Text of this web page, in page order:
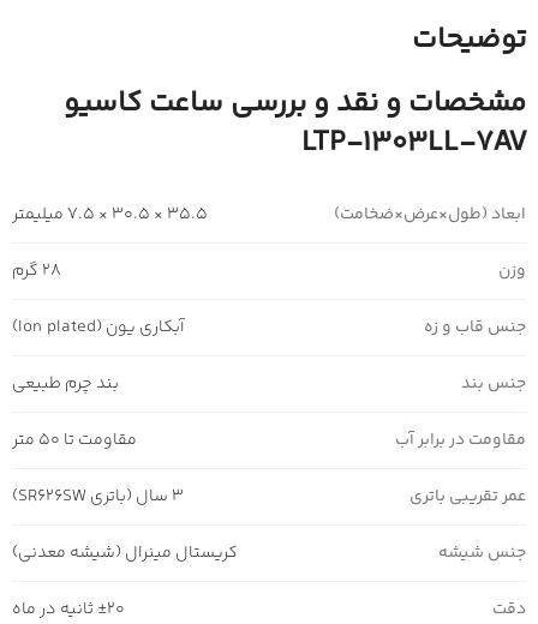
توضیحات
مشخصات و نقد و بررسی ساعت کاسیو
LTP-1303LL-7AV
ابعاد (طول×عرض×ضخامت) 35.5 × 30.5 × 7.5 میلیمتر
وزن 28 گرم
جنس قاب و زه آبکاری یون (Ion plated)
جنس بند بند چرم طبیعی
مقاومت در برابر آب مقاومت تا 50 متر
عمر تقریبی باتری 3 سال (باتری SR626SW)
جنس شیشه کریستال مینرال (شیشه معدنی)
دقت ±20 ثانیه در ماه